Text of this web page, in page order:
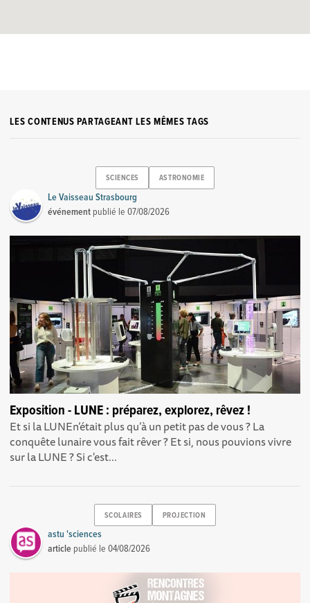
LES CONTENUS PARTAGEANT LES MÊMES TAGS
SCIENCES ASTRONOMIE
Le Vaisseau Strasbourg
événement publié le07/08/2026
Exposition - LUNE : préparez, explorez, rêvez !
Et si la LUNEn’était plus qu’à un petit pas de vous ? La
conquête lunaire vous fait rêver ? Et si, nous pouvions vivre
sur la LUNE ? Si c'est...
SCOLAIRES PROJECTION
astu 'sciences
article publié le04/08/2026